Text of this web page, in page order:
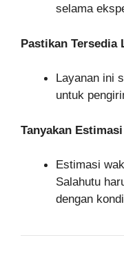
selama
Pastikan Tersedia
Layanan ini
untuk
Tanyakan
Estimasi
Salahutu
dengan